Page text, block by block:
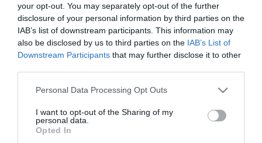
your opt-out. You may separately opt-out of the further
disclosure of your personal information by third parties on the
IAB’s list of downstream participants. This information may
also be disclosed by us to third parties on the IAB’s List of
Downstream Participants that may further disclose it to other
Please note that this website/app uses one or more Google
not limited to your visit or usage behaviour. You may click to
grant or deny consent to Google and its third-party tags to
use your data for below specified purposes in below Google
Personal Data Processing Opt Outs
I want to opt-out of the Sharing of my
personal data.
Opted In